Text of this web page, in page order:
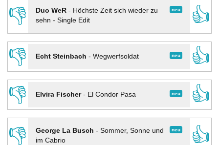
👎
neu
Duo WeR- Höchste Zeit sich wieder zu
sehn - Single Edit
👍
👎
neu
Echt Steinbach - Wegwerfsoldat
👍
👎
neu
Elvira Fischer- El Condor Pasa
👍
👎
neu
George La Busch - Sommer, Sonne und
im Cabrio
👍